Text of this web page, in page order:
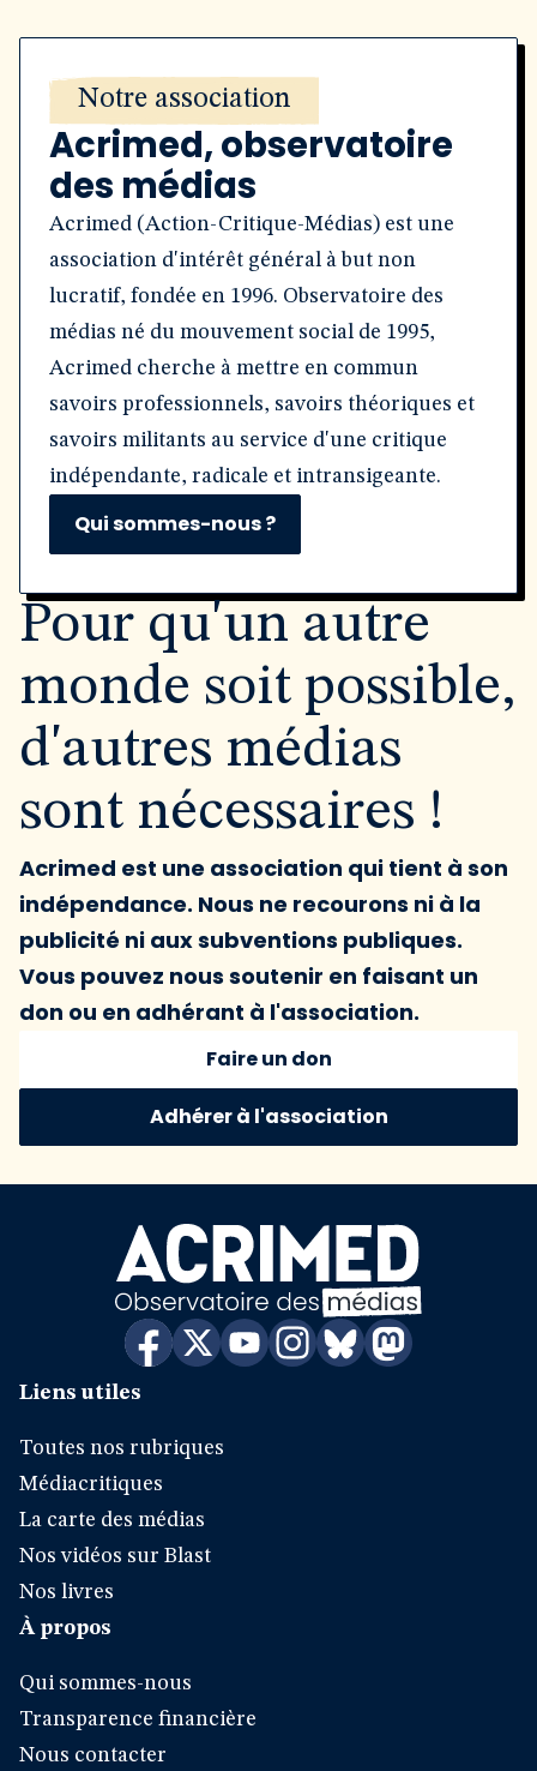
Notre association
Acrimed, observatoire
des médias
Acrimed (Action-Critique-Médias) est une
association d'intérêt général à but non
lucratif, fondée en 1996. Observatoire des
médias né du mouvement social de 1995,
Acrimed cherche à mettre en commun
savoirs professionnels, savoirs théoriques et
savoirs militants au service d'une critique
indépendante, radicale et intransigeante.
Qui sommes-nous ?
Pour qu'un autre
monde soit possible,
d'autres médias
sont nécessaires !
Acrimed est une association qui tient à son
indépendance. Nous ne recourons ni à la
publicité ni aux subventions publiques.
Vous pouvez nous soutenir en faisant un
don ou en adhérant à l'association.
Faire un don
Adhérer à l'association
Liens utiles
Toutes nos rubriques
Médiacritiques
La carte des médias
Nos vidéos sur Blast
Nos livres
À propos
Qui sommes-nous
Transparence financière
Nous contacter